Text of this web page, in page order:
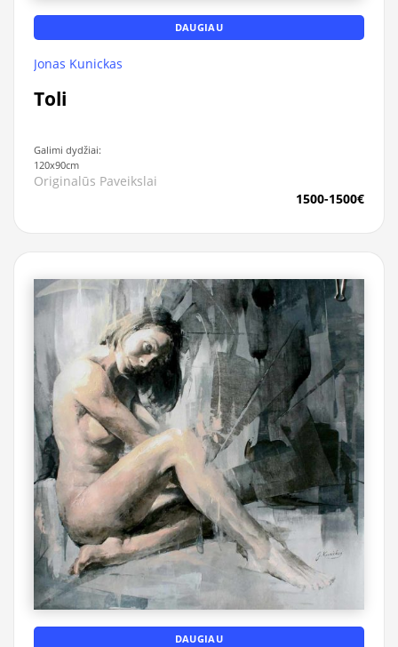
DAUGIAU
Jonas Kunickas
Toli
Galimi dydžiai:
120x90cm
Originalūs Paveikslai
1500-1500€
DAUGIAU